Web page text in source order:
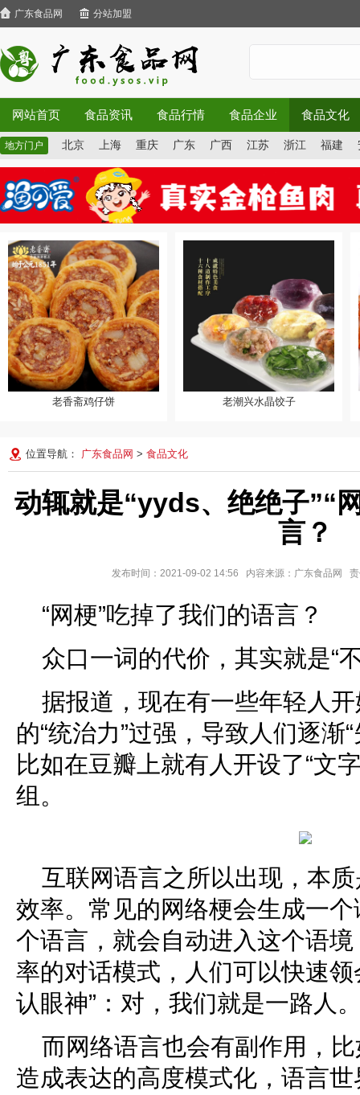
广东食品网 分站加盟
网站首页 食品资讯 食品行情 食品企业 食品文化
地方门户 北京 上海 重庆 广东 广西 江苏 浙江 福建
老香斋鸡仔饼老香斋鸡仔饼 老潮兴水晶饺子
老潮兴水晶饺子
位置导航： 广东食品网 > 食品文化
动辄就是“yyds、绝绝子”“
言？
发布时间：2021-09-02 14:56 内容来源：广东食品网
“网梗”吃掉了我们的语言？
众口一词的代价，其实就是“
据报道，现在有一些年轻人
的“统治力”过强，导致人们逐渐
比如在豆瓣上就有人开设了“文
组。
互联网语言之所以出现，本
效率。常见的网络梗会生成一
个语言，就会自动进入这个语
率的对话模式，人们可以快速
认眼神”：对，我们就是一路人
而网络语言也会有副作用，
造成表达的高度模式化，语言